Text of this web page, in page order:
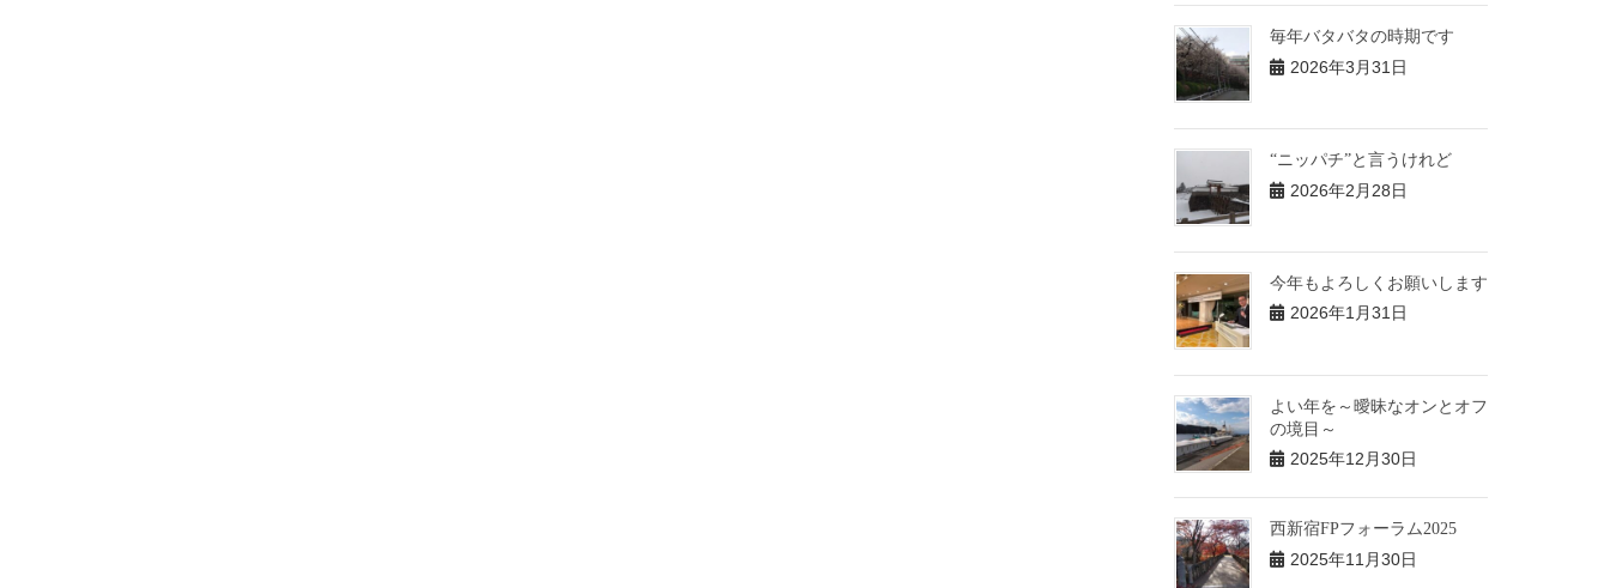
毎年バタバタの時期です
2026年3月31日
“ニッパチ”と言うけれど
2026年2月28日
今年もよろしくお願いします
2026年1月31日
よい年を～曖昧なオンとオフ
の境目～
2025年12月30日
西新宿FPフォーラム2025
2025年11月30日